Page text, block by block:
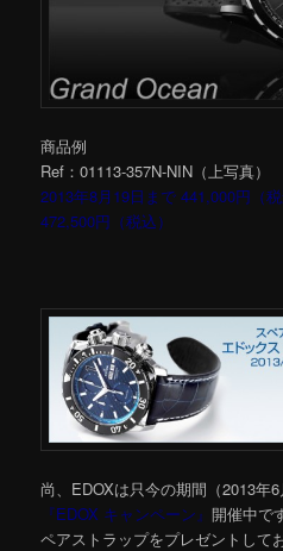
商品例
Ref：01113-357N-NIN（上写真）
2013年8月19日まで 441,000円（
472,500円（税込）
尚、EDOXは只今の期間（2013年6
『EDOX キャンペーン』開催中で
ペアストラップをプレゼントして